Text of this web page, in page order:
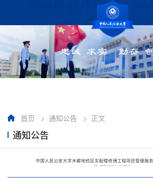
首页 > 通知公告 > 正文
通知公告
中国人民公安大学木樨地校区东配楼修缮工程项目管理服
作者： 发布时间：2026-06-04 17:31 点击数： 181